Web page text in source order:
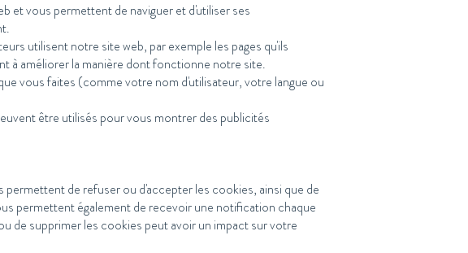
et vous permettent de naviguer et d'utiliser ses
utilisent notre site web, par exemple les pages qu'ils
à améliorer la manière dont fonctionne notre site.
vous faites (comme votre nom d'utilisateur, votre langue ou
être utilisés pour vous montrer des publicités
de refuser ou d'accepter les cookies, ainsi que de
permettent également de recevoir une notification chaque
de supprimer les cookies peut avoir un impact sur votre